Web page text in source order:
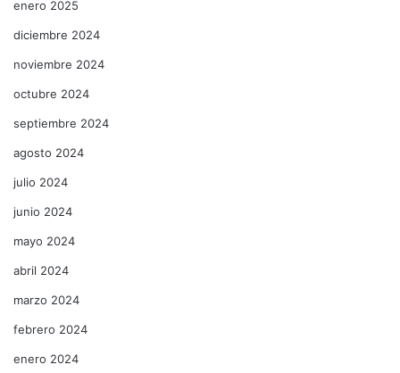
enero 2025
diciembre 2024
noviembre 2024
octubre 2024
septiembre 2024
agosto 2024
julio 2024
junio 2024
mayo 2024
abril 2024
marzo 2024
febrero 2024
enero 2024